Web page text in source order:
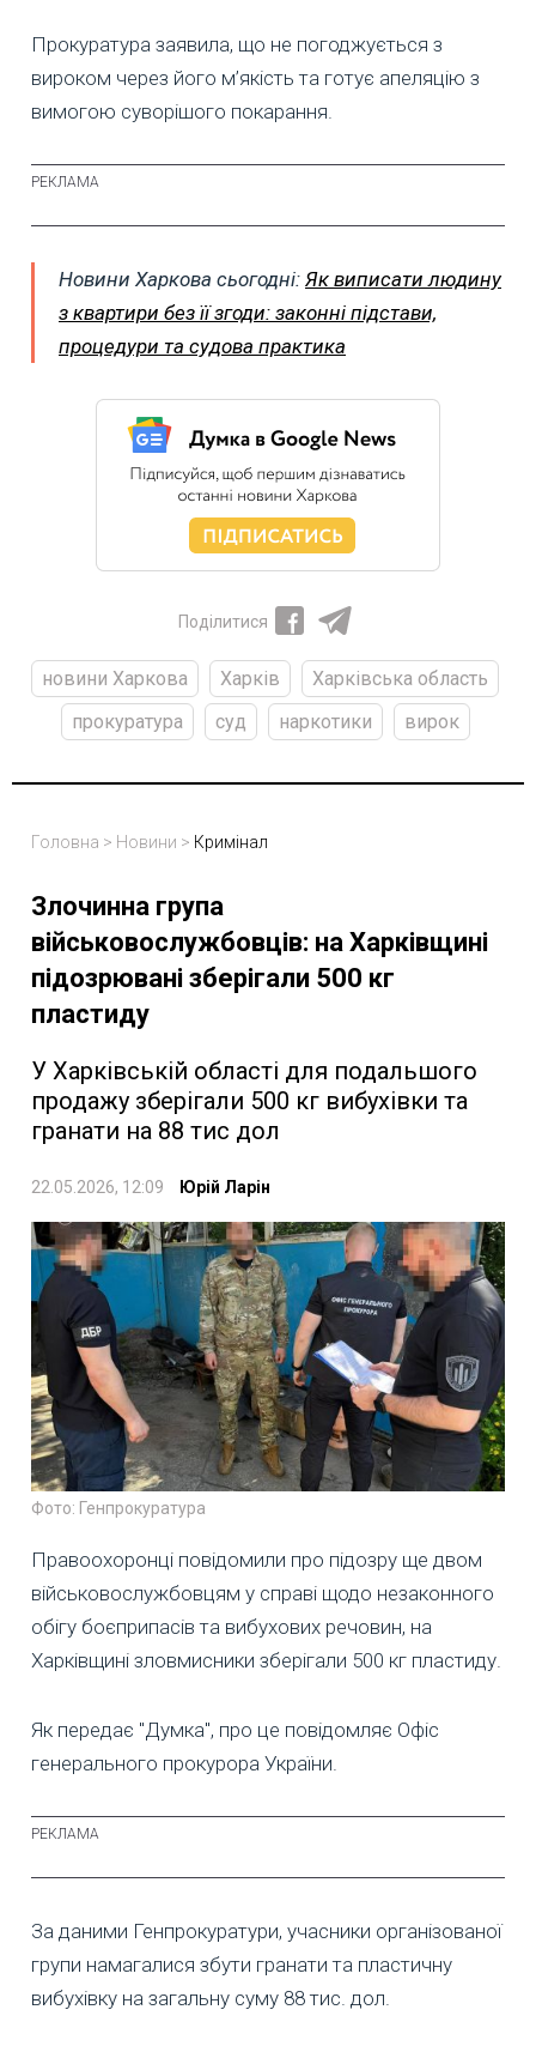
Прокуратура заявила, що не погоджується з
вироком через його м’якість та готує апеляцію з
вимогою суворішого покарання.
Новини Харкова сьогодні: Як виписати людину
з квартири без її згоди: законні підстави,
процедури та судова практика
Поділитися
новини Харкова Харків
Харківська область
прокуратура
суд наркотики вирок
Головна > Новини > Кримінал
Злочинна група
військовослужбовців: на Харківщині
підозрювані зберігали 500 кг
пластиду
У Харківській області для подальшого
продажу зберігали 500 кг вибухівки та
гранати на 88 тис дол
22.05.2026, 12:09 Юрій Ларін
Фото: Генпрокуратура
Правоохоронці повідомили про підозру ще двом
військовослужбовцям у справі щодо незаконного
обігу боєприпасів та вибухових речовин, на
Харківщині зловмисники зберігали 500 кг пластиду.
Як передає "Думка", про це повідомляє Офіс
генерального прокурора України.
За даними Генпрокуратури, учасники організованої
групи намагалися збути гранати та пластичну
вибухівку на загальну суму 88 тис. дол.